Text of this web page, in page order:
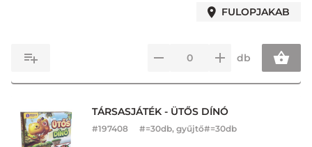
FULOPJAKAB
db
TÁRSASJÁTÉK - ÜTŐS DÍNÓ
#197408 #=30db, gyűjtő#=30db